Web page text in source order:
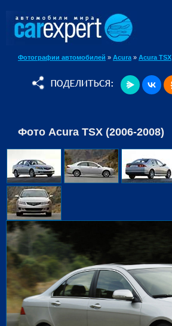
Фотографии автомобилей » Acura » Acura TSX
Фото Acura TSX (2006-2008)